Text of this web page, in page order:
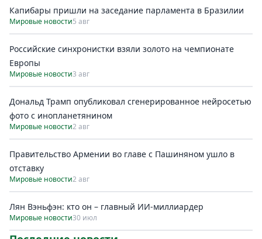
Капибары пришли на заседание парламента в Бразилии
Мировые новости5 авг
Российские синхронистки взяли золото на чемпионате
Европы
Мировые новости3 авг
Дональд Трамп опубликовал сгенерированное нейросетью
фото с инопланетянином
Мировые новости2 авг
Правительство Армении во главе с Пашиняном ушло в
отставку
Мировые новости2 авг
Лян Вэньфэн: кто он – главный ИИ-миллиардер
Мировые новости30 июл